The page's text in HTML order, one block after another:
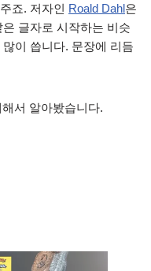
죠. 저자인 Roald Dahl은
글자로 시작하는 비슷
이 씁니다. 문장에 리듬
서 알아봤습니다.